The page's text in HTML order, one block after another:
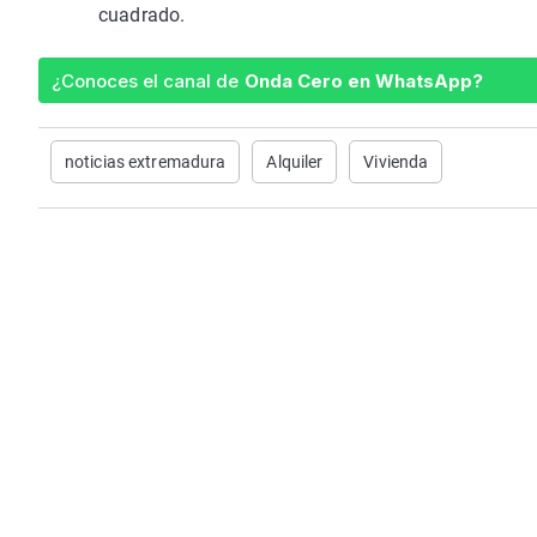
cuadrado.
¿Conoces el canal de Onda Cero en WhatsApp?
noticias extremadura Alquiler Vivienda